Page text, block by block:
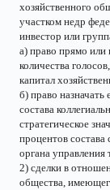
хозяйственного
участком недр
инвестор или
а) право прямо или
количества
капитал
б) право
состава
стратегическое
процентов состава
органа управления
2) сделки в
общества,